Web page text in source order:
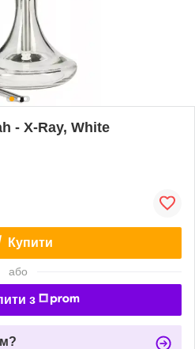
- X-Ray, White
Купити
або
з